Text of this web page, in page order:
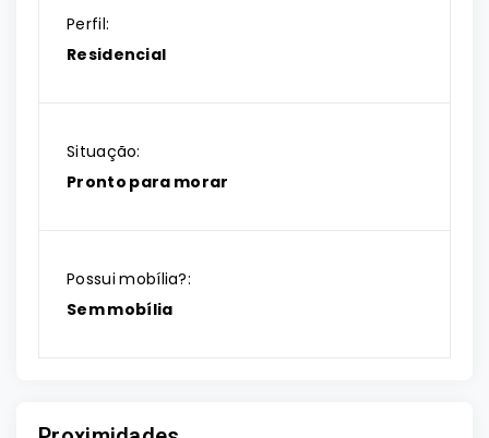
Perfil:
Residencial
Situação:
Pronto para morar
Possui mobília?:
Sem mobília